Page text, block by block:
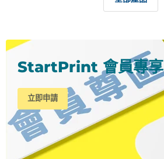
StartPrint 會員專享
立即申請